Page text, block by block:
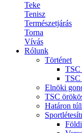
Teke
Tenisz
Természetjárás
Torna
Vívás
Rólunk
Történet
TSC
TSC
Elnöki
TSC
Határon